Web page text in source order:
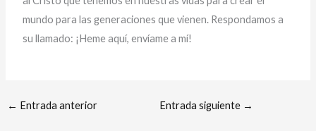
mundo para las generaciones que vienen. Respondamos a
su llamado: ¡Heme aquí, envíame a mí!
← Entrada anterior Entrada siguiente →